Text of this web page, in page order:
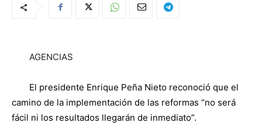
AGENCIAS
El presidente Enrique Peña Nieto reconoció que el
camino de la implementación de las reformas “no será
fácil ni los resultados llegarán de inmediato”.